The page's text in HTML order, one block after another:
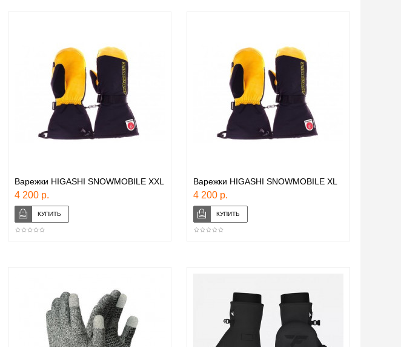
Варежки HIGASHI SNOWMOBILE XXL
4 200 р.
Варежки HIGASHI SNOWMOBILE XL
4 200 р.